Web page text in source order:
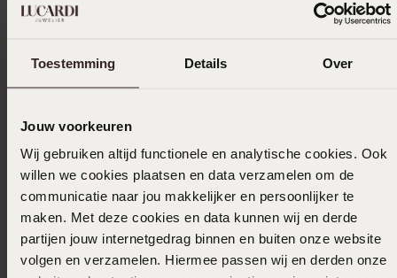
Toestemming Details Over
Jouw voorkeuren
Wij gebruiken altijd functionele en analytische cookies. Ook
willen we cookies plaatsen en data verzamelen om de
communicatie naar jou makkelijker en persoonlijker te
maken. Met deze cookies en data kunnen wij en derde
partijen jouw internetgedrag binnen en buiten onze website
volgen en verzamelen. Hiermee passen wij en derden onze
Größe auswählen und bestellen
Das könnte dir gefallen